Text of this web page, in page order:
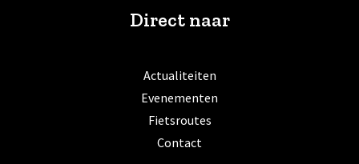
Direct naar
Actualiteiten
Evenementen
Fietsroutes
Contact